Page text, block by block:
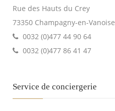
Rue des Hauts du Crey
73350 Champagny-en-Vanoise
0032 (0)477 44 90 64
0032 (0)477 86 41 47
Service de conciergerie